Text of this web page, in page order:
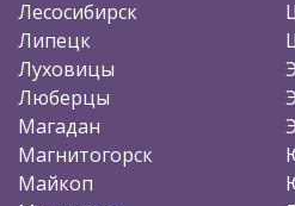
Лесосибирск
Липецк
Луховицы
Люберцы
Магадан
Магнитогорск
Майкоп